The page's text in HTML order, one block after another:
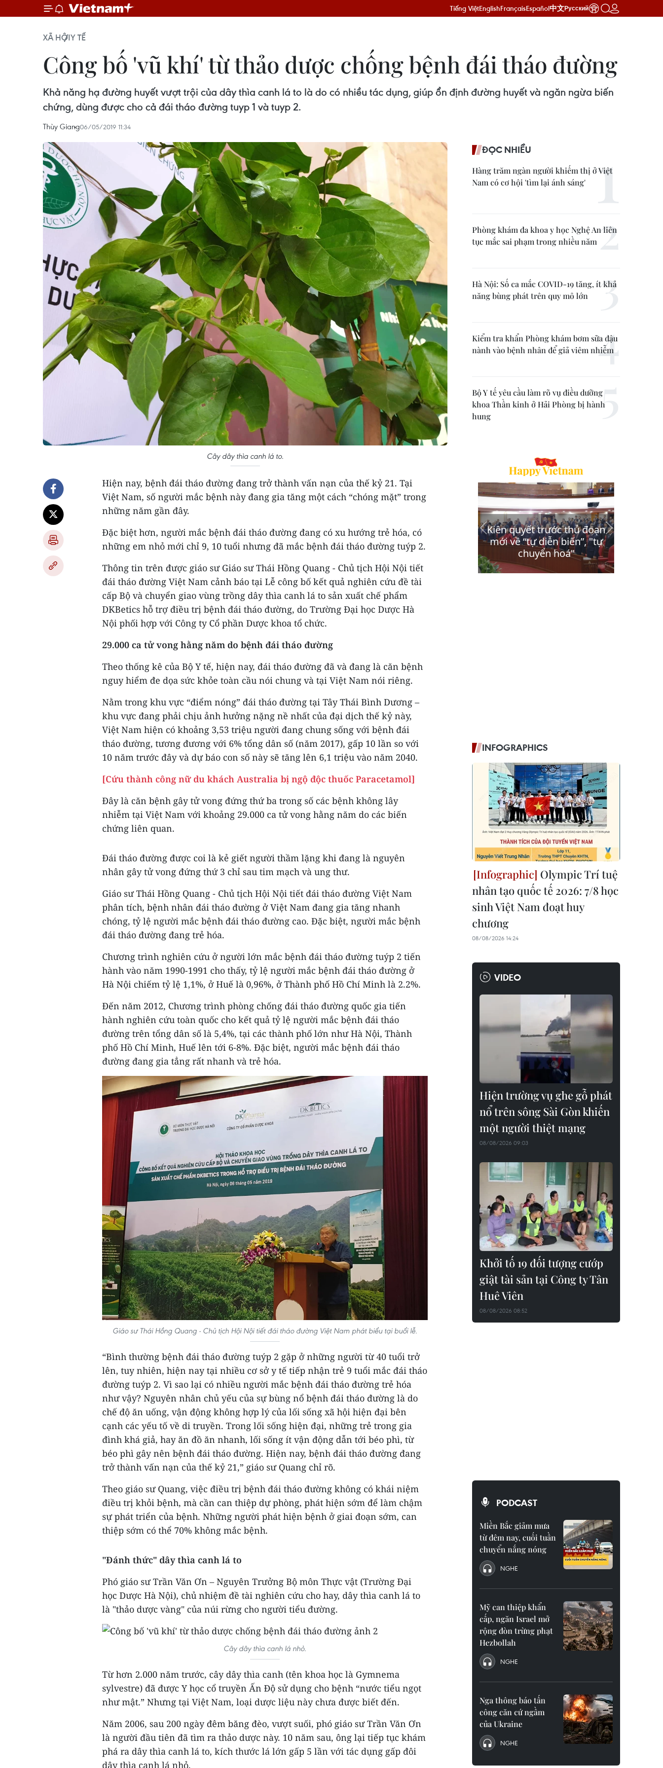
Tiếng ViệtEnglishFrançaisEspañol中文Русский
XÃ HỘIY TẾ
Công bố 'vũ khí' từ thảo dược chống bệnh đái tháo đường
Khả năng hạ đường huyết vượt trội của dây thìa canh lá to là do có nhiều tác dụng, giúp ổn định đường huyết và ngăn ngừa biến
chứng, dùng được cho cả đái tháo đường tuyp 1 và tuyp 2.
Thùy Giang06/05/2019 11:34
Cây dây thìa canh lá to.
Hiện nay, bệnh đái tháo đường đang trở thành vấn nạn của thế kỷ 21. Tại
Việt Nam, số người mắc bệnh này đang gia tăng một cách “chóng mặt” trong
những năm gần đây.
Đặc biệt hơn, người mắc bệnh đái tháo đường đang có xu hướng trẻ hóa, có
những em nhỏ mới chỉ 9, 10 tuổi nhưng đã mắc bệnh đái tháo đường tuýp 2.
Thông tin trên được giáo sư Giáo sư Thái Hồng Quang - Chủ tịch Hội Nội tiết
đái tháo đường Việt Nam cảnh báo tại Lễ công bố kết quả nghiên cứu đề tài
cấp Bộ và chuyển giao vùng trồng dây thìa canh lá to sản xuất chế phẩm
DKBetics hỗ trợ điều trị bệnh đái tháo đường, do Trường Đại học Dược Hà
Nội phối hợp với Công ty Cổ phần Dược khoa tổ chức.
29.000 ca tử vong hằng năm do bệnh đái tháo đường
Theo thống kê của Bộ Y tế, hiện nay, đái tháo đường đã và đang là căn bệnh
nguy hiểm đe dọa sức khỏe toàn cầu nói chung và tại Việt Nam nói riêng.
Nằm trong khu vực “điểm nóng” đái tháo đường tại Tây Thái Bình Dương –
khu vực đang phải chịu ảnh hưởng nặng nề nhất của đại dịch thế kỷ này,
Việt Nam hiện có khoảng 3,53 triệu người đang chung sống với bệnh đái
tháo đường, tương đương với 6% tổng dân số (năm 2017), gấp 10 lần so với
10 năm trước đây và dự báo con số này sẽ tăng lên 6,1 triệu vào năm 2040.
[Cứu thành công nữ du khách Australia bị ngộ độc thuốc Paracetamol]
Đây là căn bệnh gây tử vong đứng thứ ba trong số các bệnh không lây
nhiễm tại Việt Nam với khoảng 29.000 ca tử vong hằng năm do các biến
chứng liên quan.
Đái tháo đường được coi là kẻ giết người thầm lặng khi đang là nguyên
nhân gây tử vong đứng thứ 3 chỉ sau tim mạch và ung thư.
Giáo sư Thái Hồng Quang - Chủ tịch Hội Nội tiết đái tháo đường Việt Nam
phân tích, bệnh nhân đái tháo đường ở Việt Nam đang gia tăng nhanh
chóng, tỷ lệ người mắc bệnh đái tháo đường cao. Đặc biệt, người mắc bệnh
đái tháo đường đang trẻ hóa.
Chương trình nghiên cứu ở người lớn mắc bệnh đái tháo đường tuýp 2 tiến
hành vào năm 1990-1991 cho thấy, tỷ lệ người mắc bệnh đái tháo đường ở
Hà Nội chiếm tỷ lệ 1,1%, ở Huế là 0,96%, ở Thành phố Hồ Chí Minh là 2.2%.
Đến năm 2012, Chương trình phòng chống đái tháo đường quốc gia tiến
hành nghiên cứu toàn quốc cho kết quả tỷ lệ người mắc bệnh đái tháo
đường trên tổng dân số là 5,4%, tại các thành phố lớn như Hà Nội, Thành
phố Hồ Chí Minh, Huế lên tới 6-8%. Đặc biệt, người mắc bệnh đái tháo
đường đang gia tẳng rất nhanh và trẻ hóa.
Giáo sư Thái Hồng Quang - Chủ tịch Hội Nội tiết đái tháo đường Việt Nam phát biểu tại buổi lễ.
“Bình thường bệnh đái tháo đường tuýp 2 gặp ở những người từ 40 tuổi trở
lên, tuy nhiên, hiện nay tại nhiều cơ sở y tế tiếp nhận trẻ 9 tuổi mắc đái tháo
đường tuýp 2. Vì sao lại có nhiều người mắc bệnh đái tháo đường trẻ hóa
như vậy? Nguyên nhân chủ yếu của sự bùng nổ bệnh đái tháo đường là do
chế độ ăn uống, vận động không hợp lý của lối sống xã hội hiện đại bên
cạnh các yếu tố về di truyền. Trong lối sống hiện đại, những trẻ trong gia
đình khá giả, hay ăn đồ ăn nhanh, lối sống ít vận động dẫn tới béo phì, từ
béo phì gây nên bệnh đái tháo đường. Hiện nay, bệnh đái tháo đường đang
trở thành vấn nạn của thế kỷ 21,” giáo sư Quang chỉ rõ.
Theo giáo sư Quang, việc điều trị bệnh đái tháo đường không có khái niệm
điều trị khỏi bệnh, mà cần can thiệp dự phòng, phát hiện sớm để làm chậm
sự phát triển của bệnh. Những người phát hiện bệnh ở giai đoạn sớm, can
thiệp sớm có thể 70% không mắc bệnh.
"Đánh thức" dây thìa canh lá to
Phó giáo sư Trần Văn Ơn – Nguyên Trưởng Bộ môn Thực vật (Trường Đại
học Dược Hà Nội), chủ nhiệm đề tài nghiên cứu cho hay, dây thìa canh lá to
là "thảo dược vàng" của núi rừng cho người tiểu đường.
Cây dây thìa canh lá nhỏ.
Từ hơn 2.000 năm trước, cây dây thìa canh (tên khoa học là Gymnema
sylvestre) đã được Y học cổ truyền Ấn Độ sử dụng cho bệnh “nước tiểu ngọt
như mật.” Nhưng tại Việt Nam, loại dược liệu này chưa được biết đến.
Năm 2006, sau 200 ngày đêm băng đèo, vượt suối, phó giáo sư Trần Văn Ơn
là người đầu tiên đã tìm ra thảo dược này. 10 năm sau, ông lại tiếp tục khám
phá ra dây thìa canh lá to, kích thước lá lớn gấp 5 lần với tác dụng gấp đôi
dây thìa canh lá nhỏ.
ĐỌC NHIỀU
Hàng trăm ngàn người khiếm thị ở Việt
Nam có cơ hội 'tìm lại ánh sáng'
Phòng khám đa khoa y học Nghệ An liên
tục mắc sai phạm trong nhiều năm
Hà Nội: Số ca mắc COVID-19 tăng, ít khả
năng bùng phát trên quy mô lớn
Kiểm tra khẩn Phòng khám bơm sữa đậu
nành vào bệnh nhân để giả viêm nhiễm
Bộ Y tế yêu cầu làm rõ vụ điều dưỡng
khoa Thần kinh ở Hải Phòng bị hành
hung
INFOGRAPHICS
Olympic Trí tuệ
nhân tạo quốc tế 2026: 7/8 học
sinh Việt Nam đoạt huy
chương
08/08/2026 14:24
VIDEO
Hiện trường vụ ghe gỗ phát
nổ trên sông Sài Gòn khiến
một người thiệt mạng
08/08/2026 09:03
Khởi tố 19 đối tượng cướp
giật tài sản tại Công ty Tân
Huê Viên
08/08/2026 08:52
PODCAST
Miền Bắc giảm mưa
từ đêm nay, cuối tuần
chuyển nắng nóng
NGHE
Mỹ can thiệp khẩn
cấp, ngăn Israel mở
rộng đòn trừng phạt
Hezbollah
NGHE
Nga thông báo tấn
công căn cứ ngầm
của Ukraine
NGHE